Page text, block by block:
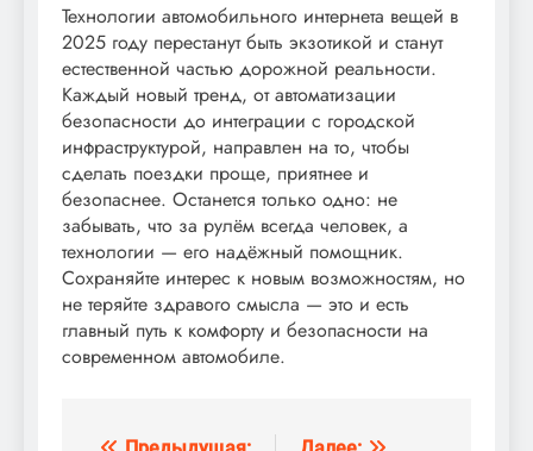
Технологии автомобильного интернета вещей в
2025 году перестанут быть экзотикой и станут
естественной частью дорожной реальности.
Каждый новый тренд, от автоматизации
безопасности до интеграции с городской
инфраструктурой, направлен на то, чтобы
сделать поездки проще, приятнее и
безопаснее. Останется только одно: не
забывать, что за рулём всегда человек, а
технологии — его надёжный помощник.
Сохраняйте интерес к новым возможностям, но
не теряйте здравого смысла — это и есть
главный путь к комфорту и безопасности на
современном автомобиле.